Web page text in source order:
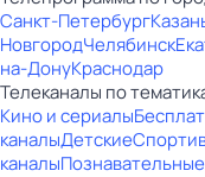
Санкт-Петербург
НовгородЧелябинск
на-ДонуКраснодар
Телеканалы по
Кино и сериалы
каналыДетские
каналыПознавательные